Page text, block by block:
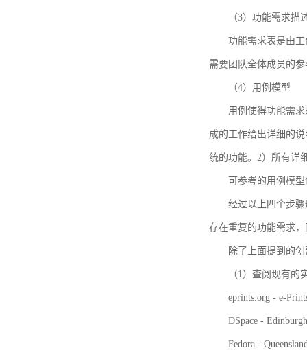
（3）功能需求描
功能需求表是由
需要团队全体成员的
（4）用例模型
用例使得功能需
成的工作给出详细的
统的功能。2）所有详
可参考的用例模
经过以上四个步
存在重复的功能需求
除了上面提到的
（1）查阅现有的
eprints.org - e-
DSpace -
Fedora -